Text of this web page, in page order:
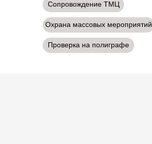
Сопровождение ТМЦ
Охрана массовых мероприятий
Проверка на полиграфе